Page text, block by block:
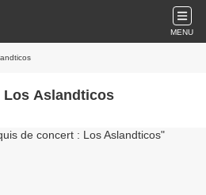
MENU
Aslandticos